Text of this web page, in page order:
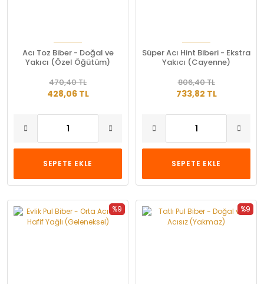
Acı Toz Biber - Doğal ve
Yakıcı (Özel Öğütüm)
428,06 TL
470,40 TL
SEPETE EKLE
Süper Acı Hint Biberi - Ekstra
Yakıcı (Cayenne)
733,82 TL
806,40 TL
SEPETE EKLE
%9 %9